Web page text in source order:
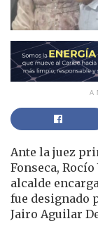
Ante la juez
Fonseca,
alcalde
fue designado
Jairo Aguilar